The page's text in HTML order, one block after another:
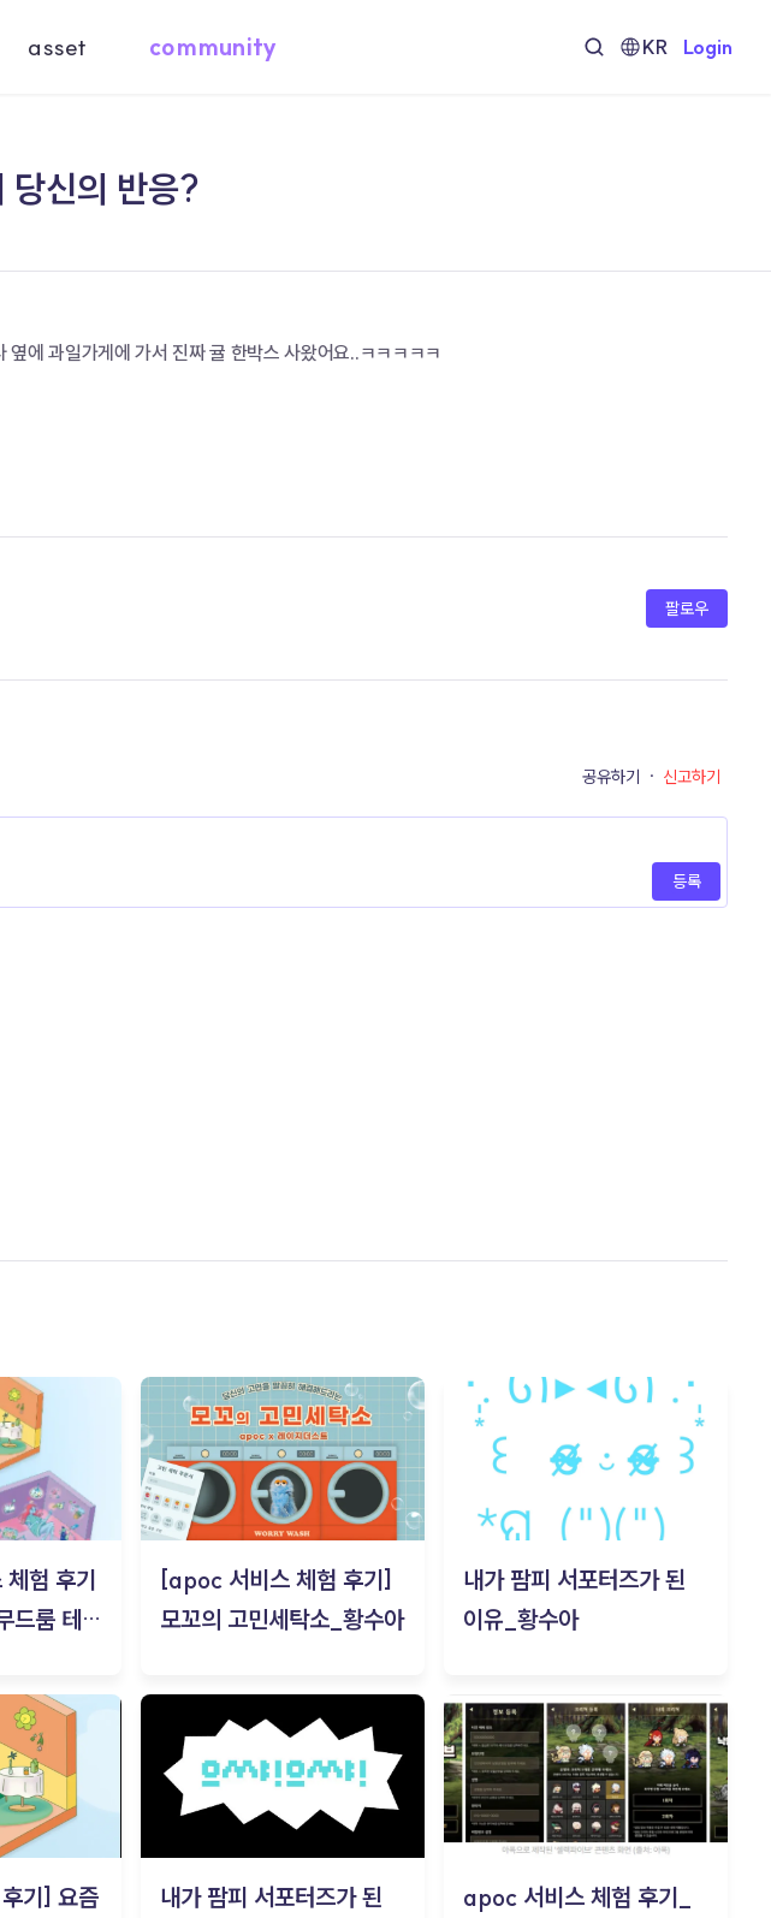
asset community KR Login
당신의 반응?
에 과일가게에 가서 진짜 귤 한박스 사왔어요..ㅋㅋㅋㅋㅋ
팔로우
공유하기 · 신고하기
등록
험 후기
드룸 테스
[apoc 서비스 체험 후기]
모꼬의 고민세탁소_황수아
내가 팜피 서포터즈가 된
이유_황수아
기] 요즘
내가 팜피 서포터즈가 된
apoc 서비스 체험 후기_